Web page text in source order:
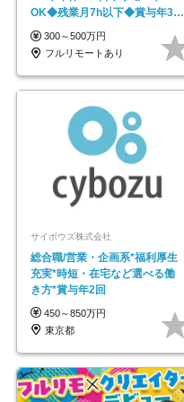
OK◆残業月7h以下◆賞与年3回
◆5年目まで必ず昇給
300～500万円
フルリモートあり
サイボウズ株式会社
総合職/営業・企画系*福利厚生
充実*時短・在宅など選べる働
き方*賞与年2回
450～850万円
東京都